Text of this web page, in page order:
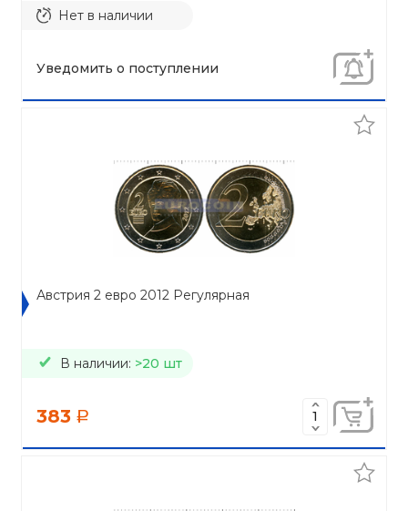
Нет в наличии
Уведомить о поступлении
Австрия 2 евро 2012 Регулярная
В наличии: >20 шт
383 a